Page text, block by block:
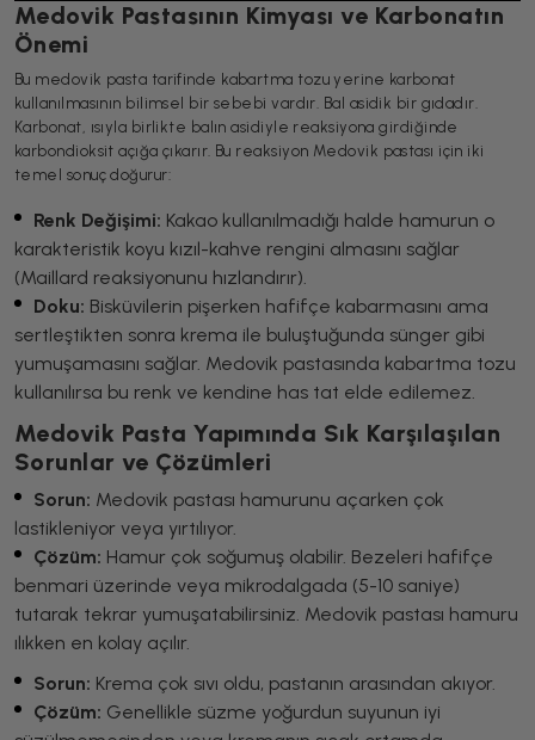
Medovik Pastasının Kimyası ve Karbonatın
Önemi
Bu medovik pasta tarifinde kabartma tozu yerine karbonat
kullanılmasının bilimsel bir sebebi vardır. Bal asidik bir gıdadır.
Karbonat, ısıyla birlikte balın asidiyle reaksiyona girdiğinde
karbondioksit açığa çıkarır. Bu reaksiyon Medovik pastası için iki
temel sonuç doğurur:
Renk Değişimi: Kakao kullanılmadığı halde hamurun o
karakteristik koyu kızıl-kahve rengini almasını sağlar
(Maillard reaksiyonunu hızlandırır).
Doku: Bisküvilerin pişerken hafifçe kabarmasını ama
sertleştikten sonra krema ile buluştuğunda sünger gibi
yumuşamasını sağlar. Medovik pastasında kabartma tozu
kullanılırsa bu renk ve kendine has tat elde edilemez.
Medovik Pasta Yapımında Sık Karşılaşılan
Sorunlar ve Çözümleri
Sorun: Medovik pastası hamurunu açarken çok
lastikleniyor veya yırtılıyor.
Çözüm: Hamur çok soğumuş olabilir. Bezeleri hafifçe
benmari üzerinde veya mikrodalgada (5-10 saniye)
tutarak tekrar yumuşatabilirsiniz. Medovik pastası hamuru
ılıkken en kolay açılır.
Sorun: Krema çok sıvı oldu, pastanın arasından akıyor.
Çözüm: Genellikle süzme yoğurdun suyunun iyi